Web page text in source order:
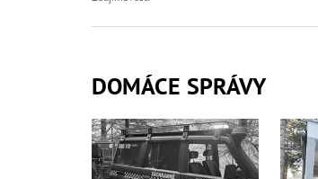
DOMÁCE SPRÁVY